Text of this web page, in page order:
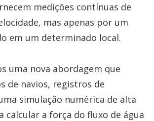
medições contínuas de
mas apenas por um
em um determinado local.
uma nova abordagem que
de navios, registros de
simulação numérica de alta
calcular a força do fluxo de água